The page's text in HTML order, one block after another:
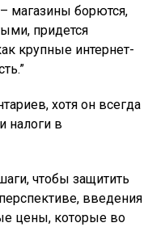
магазины борются,
придется
крупные интернет-
хотя он всегда
налоги в
чтобы защитить
введения
цены, которые во